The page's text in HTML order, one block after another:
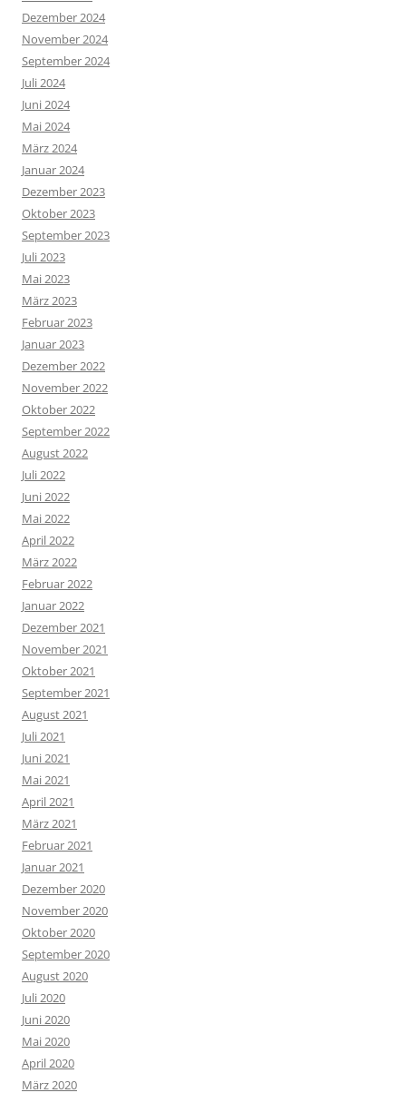
Dezember 2024
November 2024
September 2024
Juli 2024
Juni 2024
Mai 2024
März 2024
Januar 2024
Dezember 2023
Oktober 2023
September 2023
Juli 2023
Mai 2023
März 2023
Februar 2023
Januar 2023
Dezember 2022
November 2022
Oktober 2022
September 2022
August 2022
Juli 2022
Juni 2022
Mai 2022
April 2022
März 2022
Februar 2022
Januar 2022
Dezember 2021
November 2021
Oktober 2021
September 2021
August 2021
Juli 2021
Juni 2021
Mai 2021
April 2021
März 2021
Februar 2021
Januar 2021
Dezember 2020
November 2020
Oktober 2020
September 2020
August 2020
Juli 2020
Juni 2020
Mai 2020
April 2020
März 2020